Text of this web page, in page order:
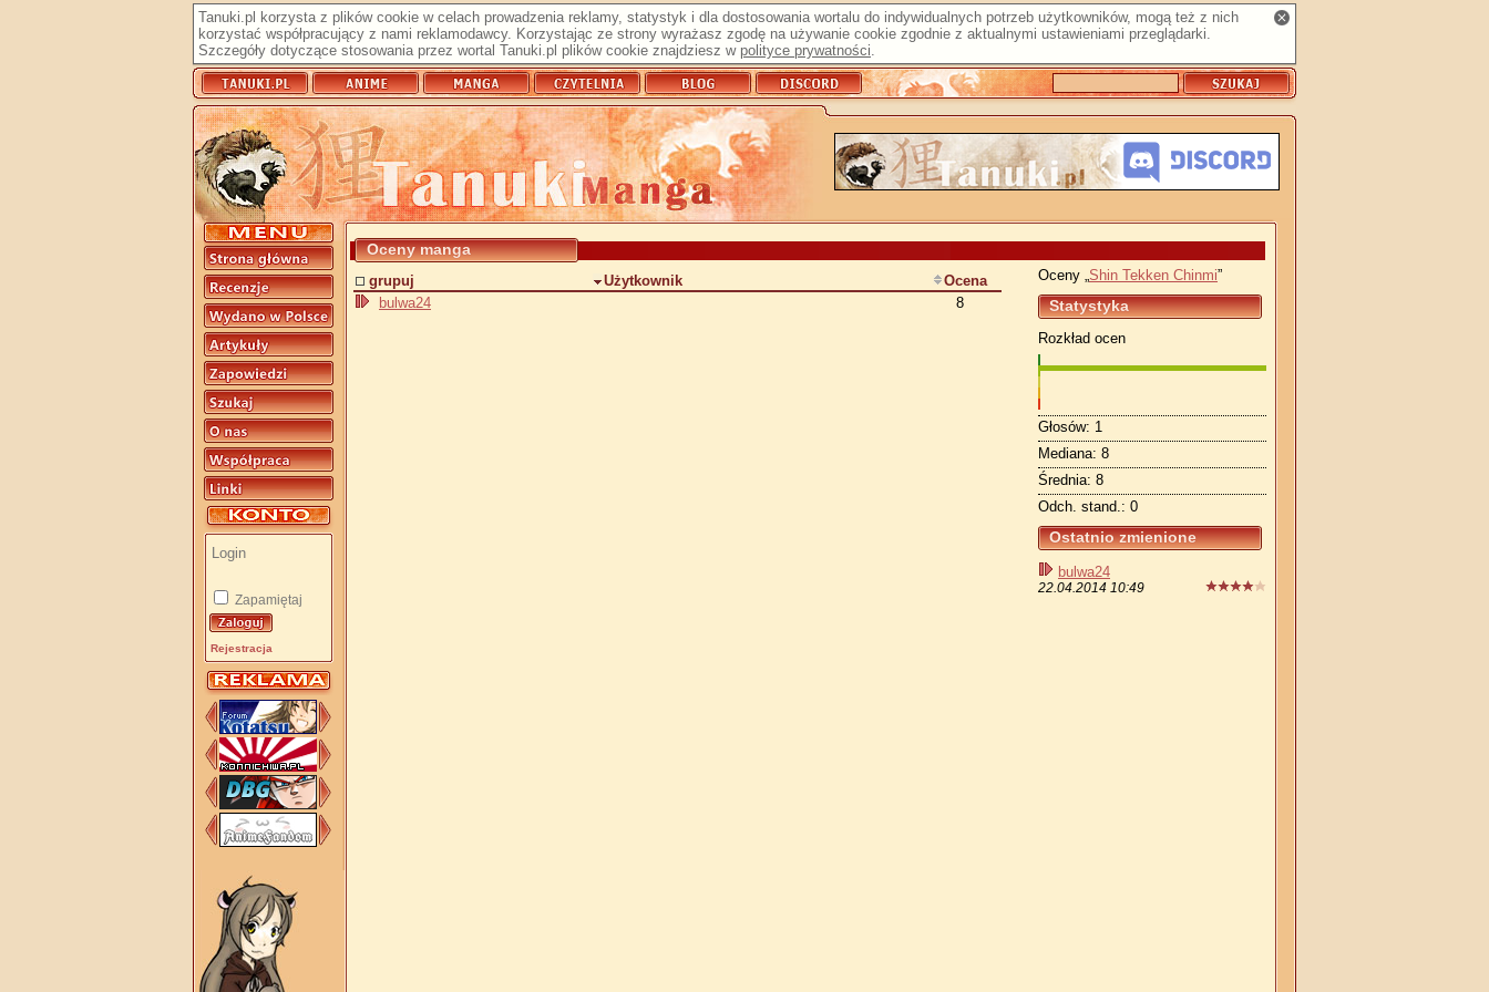
Tanuki.pl korzysta z plików cookie w celach prowadzenia reklamy, statystyk i dla dostosowania wortalu do indywidualnych potrzeb użytkowników, mogą też z nich
korzystać współpracujący z nami reklamodawcy. Korzystając ze strony wyrażasz zgodę na używanie cookie zgodnie z aktualnymi ustawieniami przeglądarki.
Szczegóły dotyczące stosowania przez wortal Tanuki.pl plików cookie znajdziesz w polityce prywatności.
Zapamiętaj
Rejestracja
Oceny manga
Oceny Shin Tekken Chinmi
Statystyka
Rozkład ocen
Głosów: 1
Mediana: 8
Średnia: 8
Odch. stand.: 0
Ostatnio zmienione
bulwa24
22.04.2014 10:49
grupuj Użytkownik
Ocena
bulwa24
8